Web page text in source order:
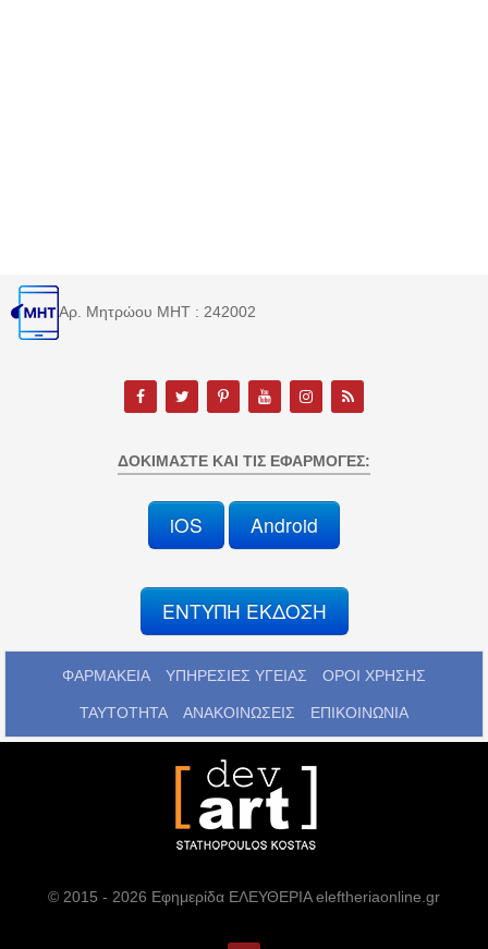
Αρ. Μητρώου MHT : 242002
ΔΟΚΙΜΆΣΤΕ ΚΑΙ ΤΙΣ ΕΦΑΡΜΟΓΈΣ:
iOS Android
ΕΝΤΥΠΗ ΕΚΔΟΣΗ
ΦΑΡΜΑΚΕΙΑ ΥΠΗΡΕΣΙΕΣ ΥΓΕΙΑΣ ΟΡΟΙ ΧΡΗΣΗΣ
ΤΑΥΤΟΤΗΤΑ ΑΝΑΚΟΙΝΩΣΕΙΣ ΕΠΙΚΟΙΝΩΝΙΑ
© 2015 - 2026 Εφημερίδα ΕΛΕΥΘΕΡΙΑ eleftheriaonline.gr